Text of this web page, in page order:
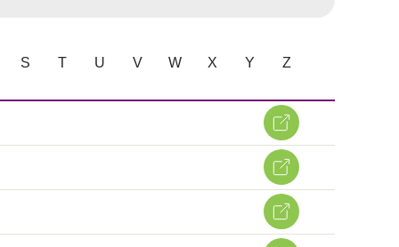
S T U V W X Y Z